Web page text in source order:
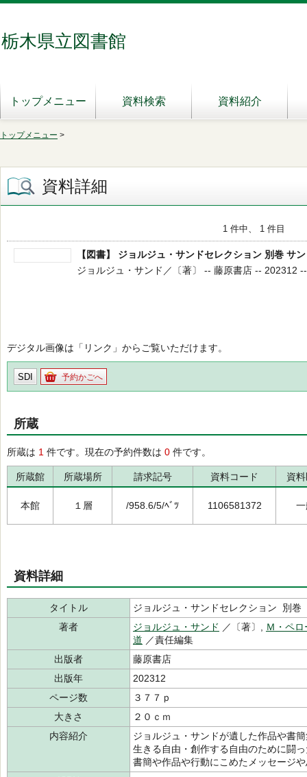
栃木県立図書館
トップメニュー 資料検索 資料紹介
トップメニュー >
資料詳細
1 件中、 1 件目
【図書】 ジョルジュ・サンドセレクション 別巻 サ
ジョルジュ・サンド／〔著〕 -- 藤原書店 -- 202312 --
デジタル画像は「リンク」からご覧いただけます。
SDI 予約かごへ
所蔵
所蔵は 1 件です。現在の予約件数は 0 件です。
所蔵館 所蔵場所 請求記号 資料コード 資
本館 １層 /958.6/5/ﾍﾞﾂ 1106581372
資料詳細
タイトル
ジョルジュ・サンドセレクション 別巻
著者
ジョルジュ・サンド ／〔著〕,
Ｍ・ペロ
道 ／責任編集
出版者
藤原書店
出版年
202312
ページ数
３７７ｐ
大きさ
２０ｃｍ
内容紹介
ジョルジュ・サンドが遺した作品や書
生きる自由・創作する自由のために闘
書簡や作品や行動にこめたメッセージ